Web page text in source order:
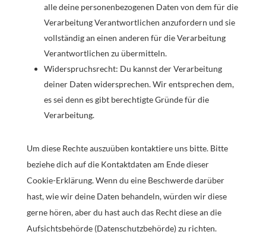
alle deine personenbezogenen Daten von dem für die
Verarbeitung Verantwortlichen anzufordern und sie
vollständig an einen anderen für die Verarbeitung
Verantwortlichen zu übermitteln.
Widerspruchsrecht: Du kannst der Verarbeitung
deiner Daten widersprechen. Wir entsprechen dem,
es sei denn es gibt berechtigte Gründe für die
Verarbeitung.
Um diese Rechte auszuüben kontaktiere uns bitte. Bitte
beziehe dich auf die Kontaktdaten am Ende dieser
Cookie-Erklärung. Wenn du eine Beschwerde darüber
hast, wie wir deine Daten behandeln, würden wir diese
gerne hören, aber du hast auch das Recht diese an die
Aufsichtsbehörde (Datenschutzbehörde) zu richten.